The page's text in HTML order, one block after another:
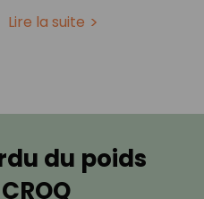
Lire la suite
du poids